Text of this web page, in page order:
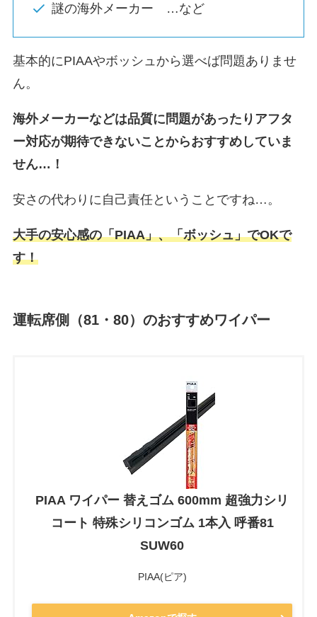
謎の海外メーカー …など
基本的にPIAAやボッシュから選べば問題ありませ
ん。
海外メーカーなどは品質に問題があったりアフタ
ー対応が期待できないことからおすすめしていま
せん…！
安さの代わりに自己責任ということですね…。
大手の安心感の「PIAA」、「ボッシュ」でOKで
す！
運転席側（81・80）のおすすめワイパー
PIAA ワイパー 替えゴム 600mm 超強力シリ
コート 特殊シリコンゴム 1本入 呼番81
SUW60
PIAA(ピア)